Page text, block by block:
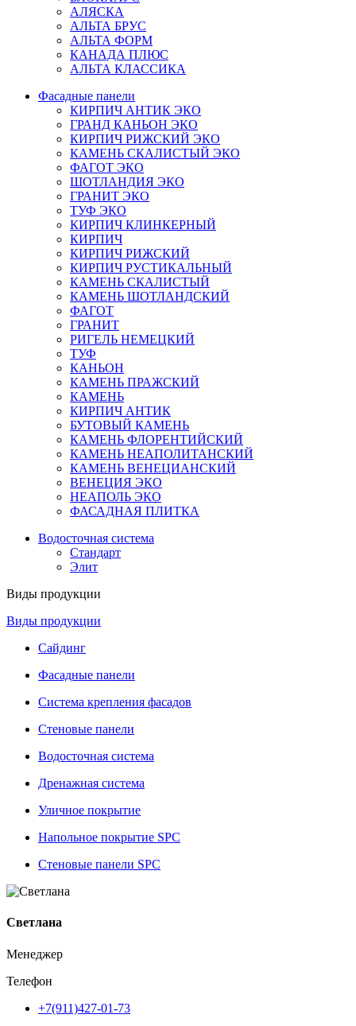
АЛЯСКА
АЛЬТА БРУС
АЛЬТА ФОРМ
КАНАДА ПЛЮС
АЛЬТА КЛАССИКА
Фасадные панели
КИРПИЧ АНТИК ЭКО
ГРАНД КАНЬОН ЭКО
КИРПИЧ РИЖСКИЙ ЭКО
КАМЕНЬ СКАЛИСТЫЙ ЭКО
ФАГОТ ЭКО
ШОТЛАНДИЯ ЭКО
ГРАНИТ ЭКО
ТУФ ЭКО
КИРПИЧ КЛИНКЕРНЫЙ
КИРПИЧ
КИРПИЧ РИЖСКИЙ
КИРПИЧ РУСТИКАЛЬНЫЙ
КАМЕНЬ СКАЛИСТЫЙ
КАМЕНЬ ШОТЛАНДСКИЙ
ФАГОТ
ГРАНИТ
РИГЕЛЬ НЕМЕЦКИЙ
ТУФ
КАНЬОН
КАМЕНЬ ПРАЖСКИЙ
КАМЕНЬ
КИРПИЧ АНТИК
БУТОВЫЙ КАМЕНЬ
КАМЕНЬ ФЛОРЕНТИЙСКИЙ
КАМЕНЬ НЕАПОЛИТАНСКИЙ
КАМЕНЬ ВЕНЕЦИАНСКИЙ
ВЕНЕЦИЯ ЭКО
НЕАПОЛЬ ЭКО
ФАСАДНАЯ ПЛИТКА
Водосточная система
Стандарт
Элит
Виды продукции
Виды продукции
Сайдинг
Фасадные панели
Система крепления фасадов
Стеновые панели
Водосточная система
Дренажная система
Уличное покрытие
Напольное покрытие SPC
Стеновые панели SPC
Светлана
Менеджер
Телефон
+7(911)427-01-73